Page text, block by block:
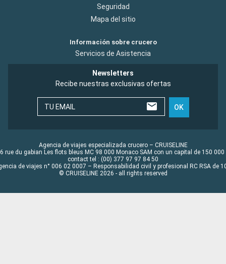
Seguridad
Mapa del sitio
Información sobre crucero
Servicios de Asistencia
Newsletters
Recibe nuestras exclusivas ofertas
TU EMAIL OK
Agencia de viajes especializada crucero – CRUISELINE
rue du gabian Les flots bleus MC 98 000 Monaco SAM con un capital de 150 000
contact tel : (00) 377 97 97 84 50
de viajes n° 006 02 0007 – Responsabilidad civil y profesional RC RSA de
© CRUISELINE 2026 - all rights reserved